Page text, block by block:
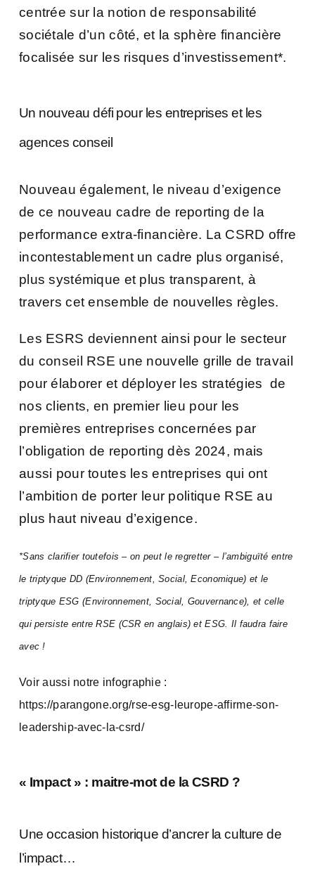
centrée sur la notion de responsabilité
sociétale d’un côté, et la sphère financière
focalisée sur les risques d’investissement*.
Un nouveau défi pour les entreprises et les
agences conseil
Nouveau également, le niveau d’exigence
de ce nouveau cadre de reporting de la
performance extra-financière. La CSRD offre
incontestablement un cadre plus organisé,
plus systémique et plus transparent, à
travers cet ensemble de nouvelles règles.
Les ESRS deviennent ainsi pour le secteur
du conseil RSE une nouvelle grille de travail
pour élaborer et déployer les stratégies de
nos clients, en premier lieu pour les
premières entreprises concernées par
l’obligation de reporting dès 2024, mais
aussi pour toutes les entreprises qui ont
l’ambition de porter leur politique RSE au
plus haut niveau d’exigence.
*Sans clarifier toutefois – on peut le regretter – l’ambiguïté entre
le triptyque DD (Environnement, Social, Economique) et le
triptyque ESG (Environnement, Social, Gouvernance), et celle
qui persiste entre RSE (CSR en anglais) et ESG. Il faudra faire
avec !
Voir aussi notre infographie :
https://parangone.org/rse-esg-leurope-affirme-son-
leadership-avec-la-csrd/
« Impact » : maitre-mot de la CSRD ?
Une occasion historique d’ancrer la culture de
l’impact…